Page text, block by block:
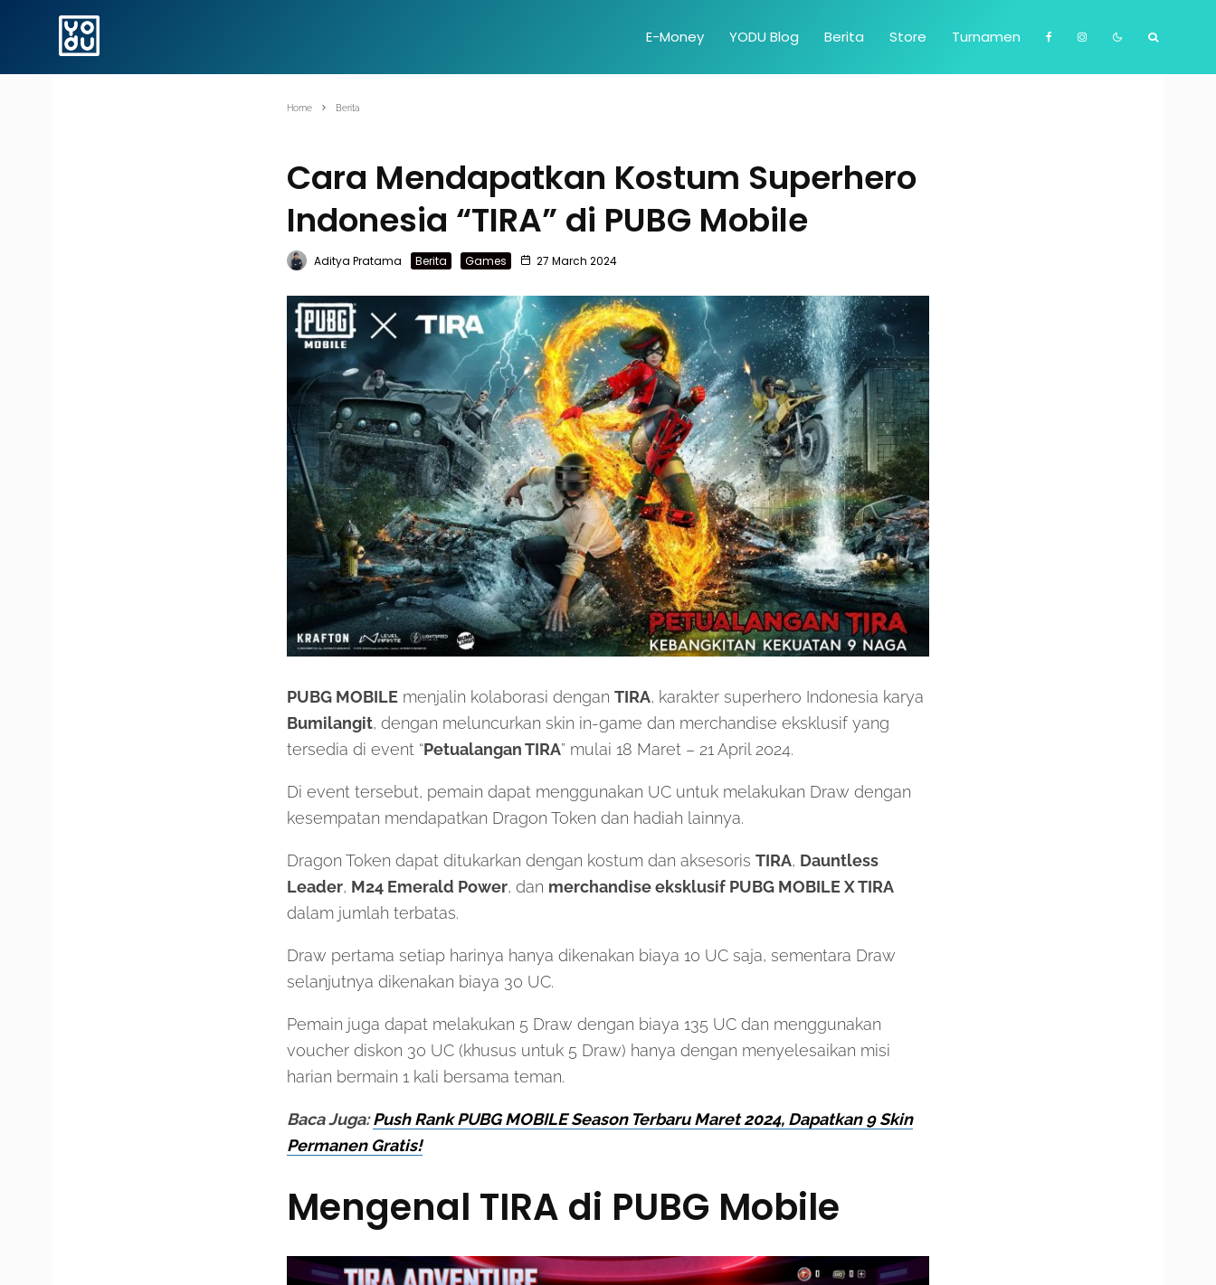
E-Money YODU Blog Berita Store Turnamen
Home Berita
Cara Mendapatkan Kostum Superhero
Indonesia “TIRA” di PUBG Mobile
Aditya Pratama Berita Games 27 March 2024
PUBG MOBILE menjalin kolaborasi dengan TIRA, karakter superhero Indonesia karya
Bumilangit, dengan meluncurkan skin in-game dan merchandise eksklusif yang
tersedia di event “Petualangan TIRA” mulai 18 Maret – 21 April 2024.
Di event tersebut, pemain dapat menggunakan UC untuk melakukan Draw dengan
kesempatan mendapatkan Dragon Token dan hadiah lainnya.
Dragon Token dapat ditukarkan dengan kostum dan aksesoris TIRA, Dauntless
Leader, M24 Emerald Power, dan merchandise eksklusif PUBG MOBILE X TIRA
dalam jumlah terbatas.
Draw pertama setiap harinya hanya dikenakan biaya 10 UC saja, sementara Draw
selanjutnya dikenakan biaya 30 UC.
Pemain juga dapat melakukan 5 Draw dengan biaya 135 UC dan menggunakan
voucher diskon 30 UC (khusus untuk 5 Draw) hanya dengan menyelesaikan misi
harian bermain 1 kali bersama teman.
Baca Juga:Push Rank PUBG MOBILE Season Terbaru Maret 2024, Dapatkan 9 Skin
Permanen Gratis!
Mengenal TIRA di PUBG Mobile